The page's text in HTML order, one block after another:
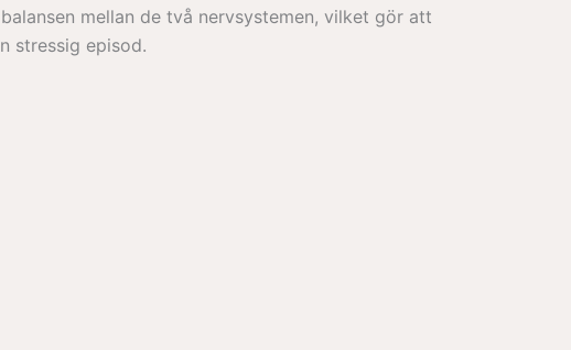
mellan de två nervsystemen, vilket gör att
stressig episod.